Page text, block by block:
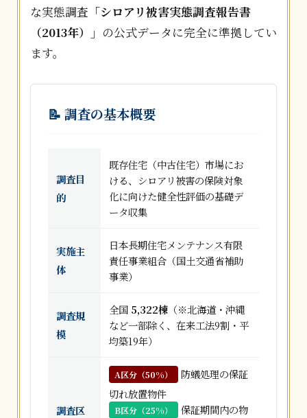
な実態調査 「シロアリ被害実態調査報告書
（2013年）」 の公式データに完全に準拠してい
ます。
📝 調査の基本概要
調査目
的
既存住宅（中古住宅）市場にお
ける、シロアリ被害の保険対象
化に向けた健全性評価の基礎デ
ータ収集
実施主
体
日本長期住宅メンテナンス有限
責任事業組合（国土交通省補助
事業）
調査規
模
全国 5,322棟 （※北海道・沖縄
など一部除く、在来工法9割・平
均築19年）
調査区
A区分（50%）
防蟻処理の保証
切れ放置物件
B区分（25%）
保証期間内の物